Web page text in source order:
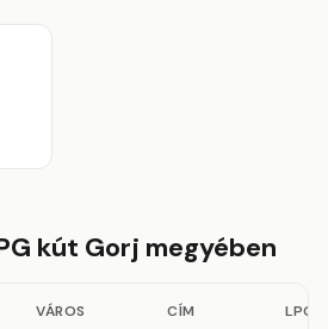
kút Gorj megyében
VÁROS CÍM LPG